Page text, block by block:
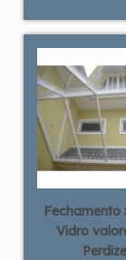
Fechamento
Vidro